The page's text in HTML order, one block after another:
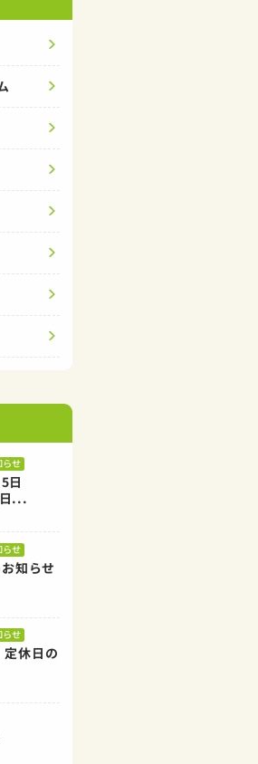
らせ
日
...
らせ
知らせ
らせ
休日の